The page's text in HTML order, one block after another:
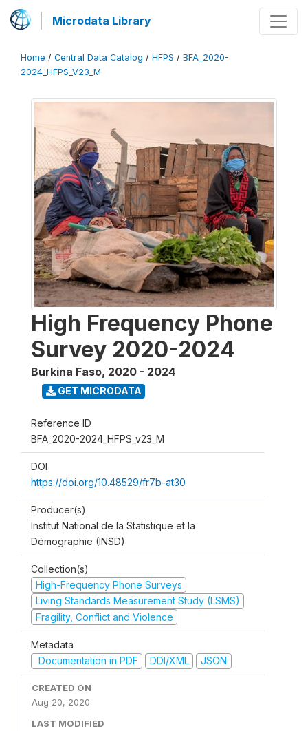
Microdata Library
Home / Central Data Catalog / HFPS / BFA_2020-
2024_HFPS_V23_M
High Frequency Phone
Survey 2020-2024
Burkina Faso, 2020 - 2024
GET MICRODATA
Reference ID
BFA_2020-2024_HFPS_v23_M
DOI
https://doi.org/10.48529/fr7b-at30
Producer(s)
Institut National de la Statistique et la
Démographie (INSD)
Collection(s)
High-Frequency Phone Surveys
Living Standards Measurement Study (LSMS)
Fragility, Conflict and Violence
Metadata
Documentation in PDF
DDI/XML JSON
CREATED ON
Aug 20, 2020
LAST MODIFIED